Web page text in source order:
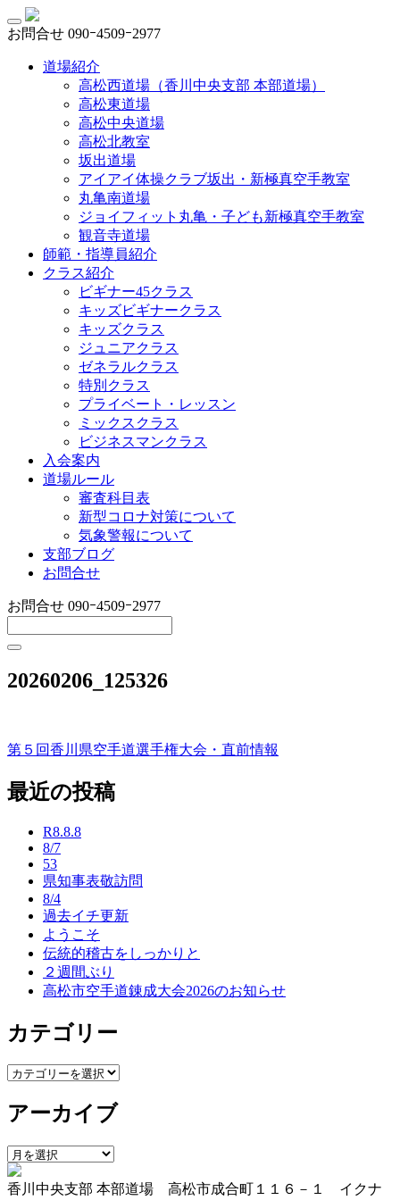
お問合せ 090ｰ4509ｰ2977
道場紹介
高松西道場（香川中央支部 本部道場）
高松東道場
高松中央道場
高松北教室
坂出道場
アイアイ体操クラブ坂出・新極真空手教室
丸亀南道場
ジョイフィット丸亀・子ども新極真空手教室
観音寺道場
師範・指導員紹介
クラス紹介
ビギナー45クラス
キッズビギナークラス
キッズクラス
ジュニアクラス
ゼネラルクラス
特別クラス
プライベート・レッスン
ミックスクラス
ビジネスマンクラス
入会案内
道場ルール
審査科目表
新型コロナ対策について
気象警報について
支部ブログ
お問合せ
お問合せ 090ｰ4509ｰ2977
20260206_125326
投
稿
第５回香川県空手道選手権大会・直前情報
最近の投稿
R8.8.8
8/7
53
県知事表敬訪問
8/4
過去イチ更新
ようこそ
伝統的稽古をしっかりと
２週間ぶり
高松市空手道錬成大会2026のお知らせ
カテゴリー
カ
ゴ
ー
アーカイブ
ア
ー
カ
香川中央支部 本部道場 高松市成合町１１６－１ イクナ